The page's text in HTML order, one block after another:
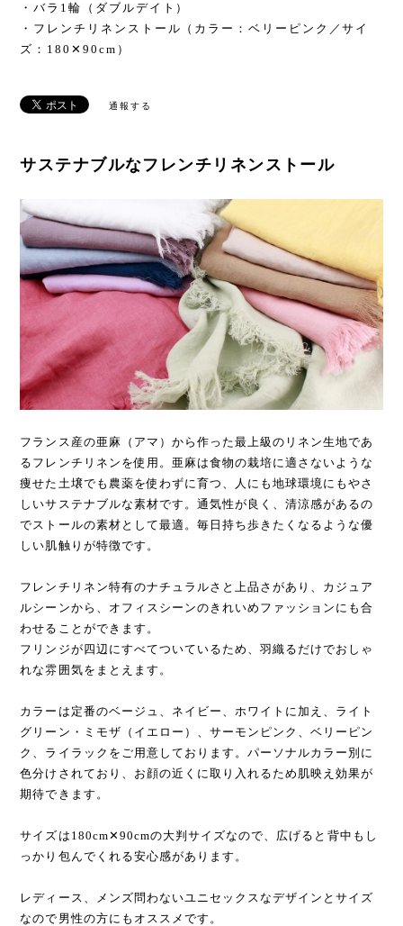
・バラ1輪（ダブルデイト）
・フレンチリネンストール（カラー：ベリーピンク／サイ
ズ：180✕90cm）
通報する
サステナブルなフレンチリネンストール
フランス産の亜麻（アマ）から作った最上級のリネン生地であ
るフレンチリネンを使用。亜麻は食物の栽培に適さないような
痩せた土壌でも農薬を使わずに育つ、人にも地球環境にもやさ
しいサステナブルな素材です。通気性が良く、清涼感があるの
でストールの素材として最適。毎日持ち歩きたくなるような優
しい肌触りが特徴です。
フレンチリネン特有のナチュラルさと上品さがあり、カジュア
ルシーンから、オフィスシーンのきれいめファッションにも合
わせることができます。
フリンジが四辺にすべてついているため、羽織るだけでおしゃ
れな雰囲気をまとえます。
カラーは定番のベージュ、ネイビー、ホワイトに加え、ライト
グリーン・ミモザ（イエロー）、サーモンピンク、ベリーピン
ク、ライラックをご用意しております。パーソナルカラー別に
色分けされており、お顔の近くに取り入れるため肌映え効果が
期待できます。
サイズは180cm✕90cmの大判サイズなので、広げると背中もし
っかり包んでくれる安心感があります。
レディース、メンズ問わないユニセックスなデザインとサイズ
なので男性の方にもオススメです。